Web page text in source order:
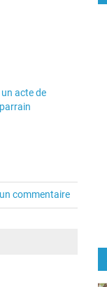
acte de
commentaire